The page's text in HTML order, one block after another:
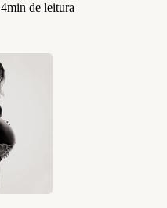
4min de leitura